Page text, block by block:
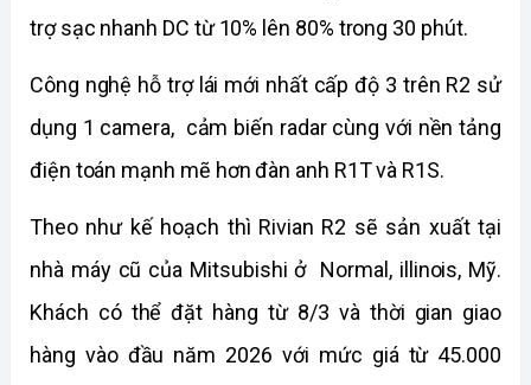
trợ sạc nhanh DC từ 10% lên 80% trong 30 phút.
Công nghệ hỗ trợ lái mới nhất cấp độ 3 trên R2 sử
dụng 1 camera,  cảm biến radar cùng với nền tảng
điện toán mạnh mẽ hơn đàn anh R1T và R1S.
Theo như kế hoạch thì Rivian R2 sẽ sản xuất tại
nhà máy cũ của Mitsubishi ở  Normal, illinois, Mỹ.
Khách có thể đặt hàng từ 8/3 và thời gian giao
hàng vào đầu năm 2026 với mức giá từ 45.000